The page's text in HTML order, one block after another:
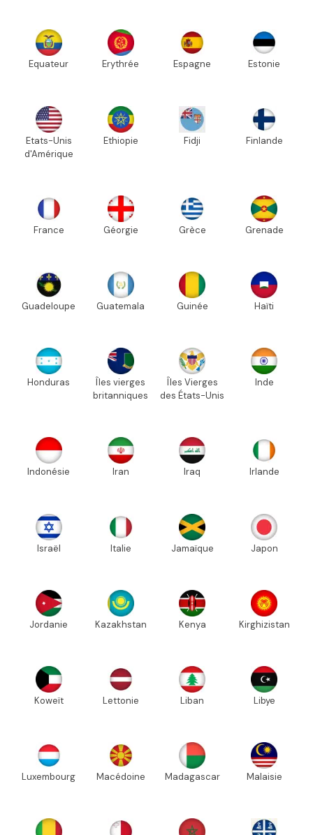
Equateur Erythrée Espagne Estonie
Etats-Unis
d'Amérique
Ethiopie Fidji Finlande
France Géorgie Grèce Grenade
Guadeloupe Guatemala Guinée Haïti
Honduras
Îles vierges
britanniques
Îles Vierges
des États-Unis
Inde
Indonésie Iran Iraq Irlande
Israël Italie Jamaïque Japon
Jordanie Kazakhstan Kenya Kirghizistan
Koweït Lettonie Liban Libye
Luxembourg Macédoine Madagascar Malaisie